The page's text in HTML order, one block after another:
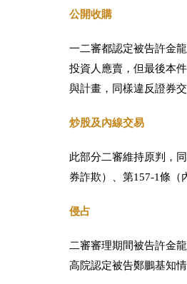
公開收購
一二審都認定被告許金
投資人應賣，但最後本
與計畫，同樣違反證券
炒股及內線交易
此部分二審維持原判，
券詐欺）、第157-1條（
侵占
二審審理期間被告許金
高院認定被告鄭鵬基知